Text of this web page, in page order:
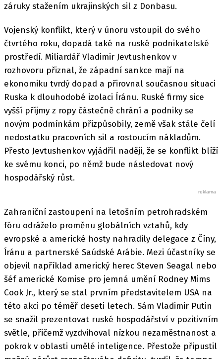
záruky stažením ukrajinských sil z Donbasu.
Vojenský konflikt, který v únoru vstoupil do svého
čtvrtého roku, dopadá také na ruské podnikatelské
prostředí. Miliardář Vladimir Jevtushenkov v
rozhovoru přiznal, že západní sankce mají na
ekonomiku tvrdý dopad a přirovnal současnou situaci
Ruska k dlouhodobé izolaci Íránu. Ruské firmy sice
vyšší příjmy z ropy částečně chrání a podniky se
novým podmínkám přizpůsobily, země však stále čelí
nedostatku pracovních sil a rostoucím nákladům.
Přesto Jevtushenkov vyjádřil naději, že se konflikt blíží
ke svému konci, po němž bude následovat nový
hospodářský růst.
Zahraniční zastoupení na letošním petrohradském
fóru odráželo proměnu globálních vztahů, kdy
evropské a americké hosty nahradily delegace z Číny,
Íránu a partnerské Saúdské Arábie. Mezi účastníky se
objevil například americký herec Steven Seagal nebo
šéf americké Komise pro jemná umění Rodney Mims
Cook Jr., který se stal prvním představitelem USA na
této akci po téměř deseti letech. Sám Vladimir Putin
se snažil prezentovat ruské hospodářství v pozitivním
světle, přičemž vyzdvihoval nízkou nezaměstnanost a
pokrok v oblasti umělé inteligence. Přestože připustil